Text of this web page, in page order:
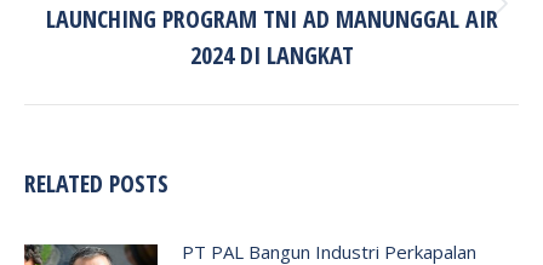
Next
post:
LAUNCHING PROGRAM TNI AD MANUNGGAL AIR
2024 DI LANGKAT
RELATED POSTS
PT PAL Bangun Industri Perkapalan